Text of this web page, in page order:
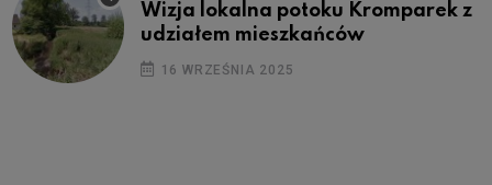
Wizja lokalna potoku Kromparek z
udziałem mieszkańców
16 WRZEŚNIA 2025